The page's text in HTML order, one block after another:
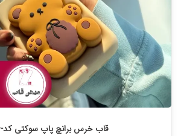
قاب خرس برانچ پاپ سوکتی کد-۱۶۶۰۸۶